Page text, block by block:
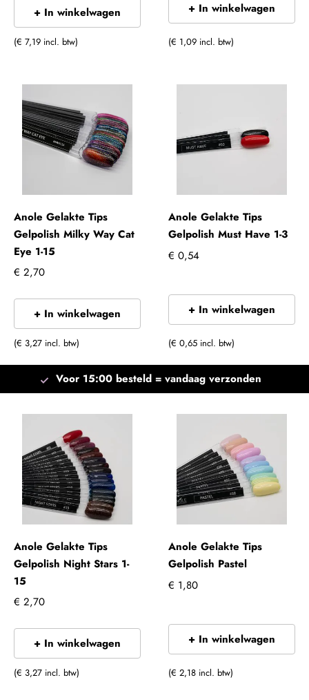
+ In winkelwagen
(€ 7,19 incl. btw)
+ In winkelwagen
(€ 1,09 incl. btw)
Anole Gelakte Tips
Gelpolish Milky Way Cat
Eye 1-15
€ 2,70
+ In winkelwagen
(€ 3,27 incl. btw)
Anole Gelakte Tips
Gelpolish Must Have 1-3
€ 0,54
+ In winkelwagen
(€ 0,65 incl. btw)
Voor 15:00 besteld = vandaag verzonden
Anole Gelakte Tips
Gelpolish Night Stars 1-
15
€ 2,70
+ In winkelwagen
(€ 3,27 incl. btw)
Anole Gelakte Tips
Gelpolish Pastel
€ 1,80
+ In winkelwagen
(€ 2,18 incl. btw)